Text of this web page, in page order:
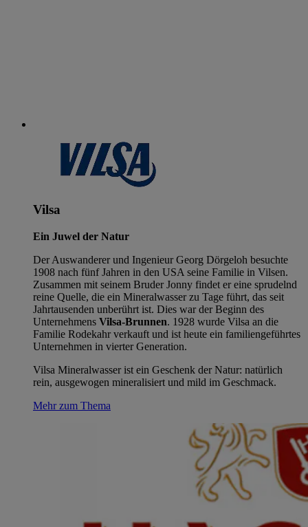
Vilsa
Ein Juwel der Natur
Der Auswanderer und Ingenieur Georg Dörgeloh besuchte
1908 nach fünf Jahren in den USA seine Familie in Vilsen.
Zusammen mit seinem Bruder Jonny findet er eine sprudelnd
reine Quelle, die ein Mineralwasser zu Tage führt, das seit
Jahrtausenden unberührt ist. Dies war der Beginn des
Unternehmens Vilsa-Brunnen. 1928 wurde Vilsa an die
Familie Rodekahr verkauft und ist heute ein familiengeführtes
Unternehmen in vierter Generation.
Vilsa Mineralwasser ist ein Geschenk der Natur: natürlich
rein, ausgewogen mineralisiert und mild im Geschmack.
Mehr zum Thema